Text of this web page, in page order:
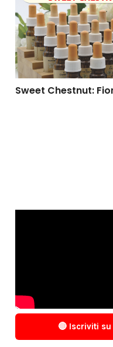
Sweet Chestnut:
🔴 Iscriviti su